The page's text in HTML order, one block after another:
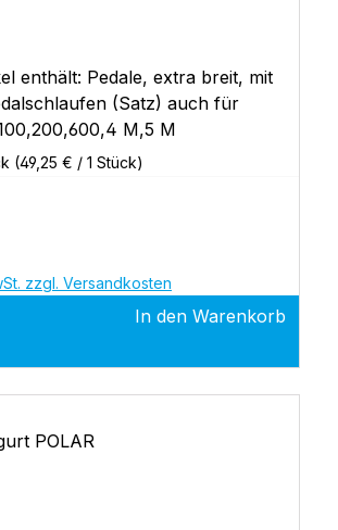
enthält: Pedale, extra breit, mit
(Satz) auch für
M,5 M
(49,25 € / 1 Stück)
zzgl. Versandkosten
In den Warenkorb